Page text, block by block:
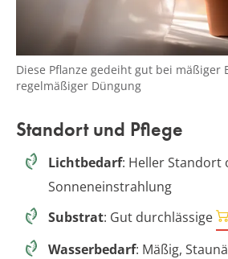
Diese Pflanze gedeiht gut bei mäßiger
regelmäßiger Düngung
Standort und Pflege
Lichtbedarf: Heller Standort
Sonneneinstrahlung
Substrat: Gut durchlässige
Wasserbedarf: Mäßig,